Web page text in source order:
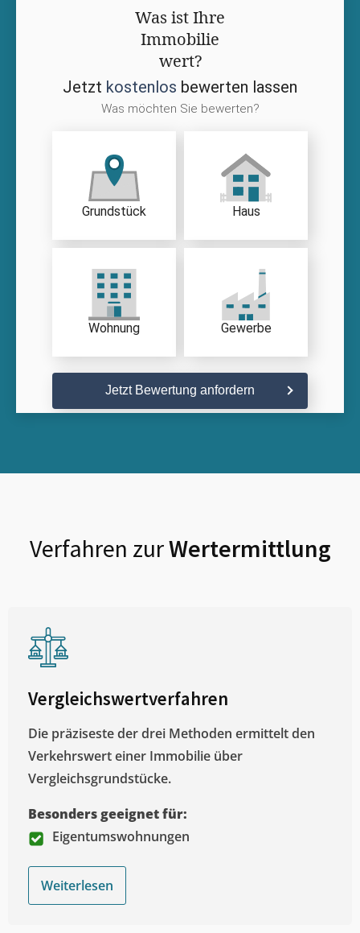
Was ist Ihre
Immobilie
wert?
Jetzt kostenlos bewerten lassen
Was möchten Sie bewerten?
Grundstück Haus
Wohnung Gewerbe
Jetzt Bewertung anfordern
Verfahren zurWertermittlung
Vergleichswertverfahren
Die präziseste der drei Methoden ermittelt den
Verkehrswert einer Immobilie über
Vergleichsgrundstücke.
Besonders geeignet für:
Eigentumswohnungen
Weiterlesen